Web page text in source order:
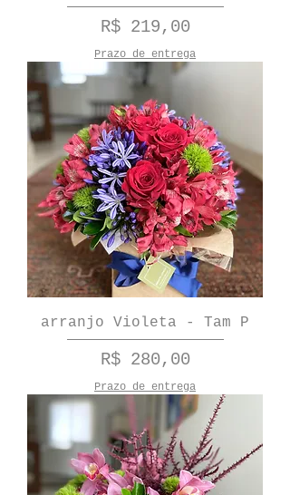
Preço
R$ 219,00
Prazo de entrega
arranjo Violeta - Tam P
Preço
R$ 280,00
Prazo de entrega